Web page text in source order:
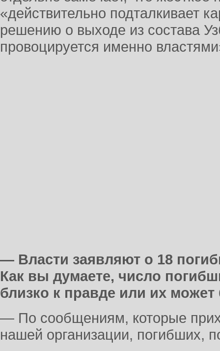
«действительно подталкивает
решению о выходе из состава
провоцируется именно
— Власти заявляют о 18
Как вы думаете, число
близко к правде или их
— По сообщениям, которые
нашей организации, погибших,